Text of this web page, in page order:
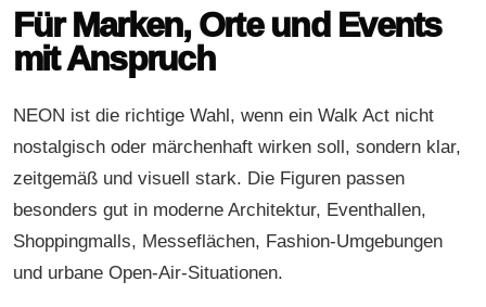
Für Marken, Orte und Events
mit Anspruch
NEON ist die richtige Wahl, wenn ein Walk Act nicht
nostalgisch oder märchenhaft wirken soll, sondern klar,
zeitgemäß und visuell stark. Die Figuren passen
besonders gut in moderne Architektur, Eventhallen,
Shoppingmalls, Messeflächen, Fashion-Umgebungen
und urbane Open-Air-Situationen.